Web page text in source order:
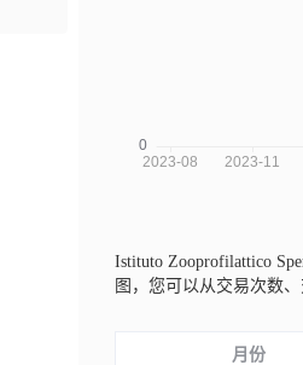
Istituto Zooprofilattico
图，您可以从交易次数
月份